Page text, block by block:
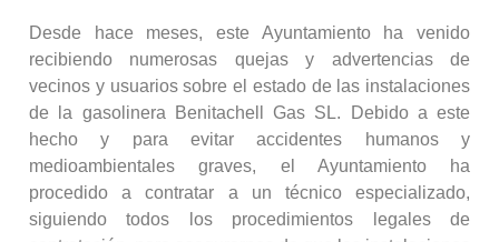
Desde hace meses, este Ayuntamiento ha venido
recibiendo numerosas quejas y advertencias de
vecinos y usuarios sobre el estado de las instalaciones
de la gasolinera Benitachell Gas SL. Debido a este
hecho y para evitar accidentes humanos y
medioambientales graves, el Ayuntamiento ha
procedido a contratar a un técnico especializado,
siguiendo todos los procedimientos legales de